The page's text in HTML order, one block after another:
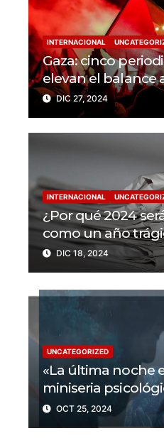
INTERNACIONAL
Gaza: cinco
elevan el balance
trabajadores de la
en 2024
DIC 27, 2024
INTERNACIONAL
¿Por qué 2024
como un año
libertad de
periodistas
DIC 18, 2024
UNCATEGORIZED
«La última noche
miniseria
trama?
OCT 25, 2024